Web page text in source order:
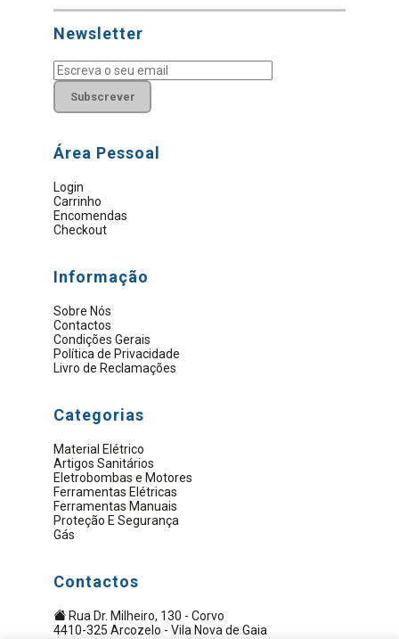
Newsletter
Subscrever
Área Pessoal
Login
Carrinho
Encomendas
Checkout
Informação
Sobre Nós
Contactos
Condições Gerais
Política de Privacidade
Livro de Reclamações
Categorias
Material Elétrico
Artigos Sanitários
Eletrobombas e Motores
Ferramentas Elétricas
Ferramentas Manuais
Proteção E Segurança
Gás
Contactos
Rua Dr. Milheiro, 130 - Corvo
4410-325 Arcozelo - Vila Nova de Gaia